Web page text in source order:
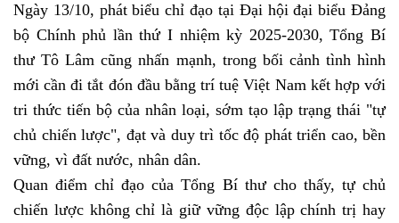
Ngày 13/10, phát biểu chỉ đạo tại Đại hội đại biểu Đảng
bộ Chính phủ lần thứ I nhiệm kỳ 2025-2030, Tổng Bí
thư Tô Lâm cũng nhấn mạnh, trong bối cảnh tình hình
mới cần đi tắt đón đầu bằng trí tuệ Việt Nam kết hợp với
tri thức tiến bộ của nhân loại, sớm tạo lập trạng thái "tự
chủ chiến lược", đạt và duy trì tốc độ phát triển cao, bền
vững, vì đất nước, nhân dân.
Quan điểm chỉ đạo của Tổng Bí thư cho thấy, tự chủ
chiến lược không chỉ là giữ vững độc lập chính trị hay